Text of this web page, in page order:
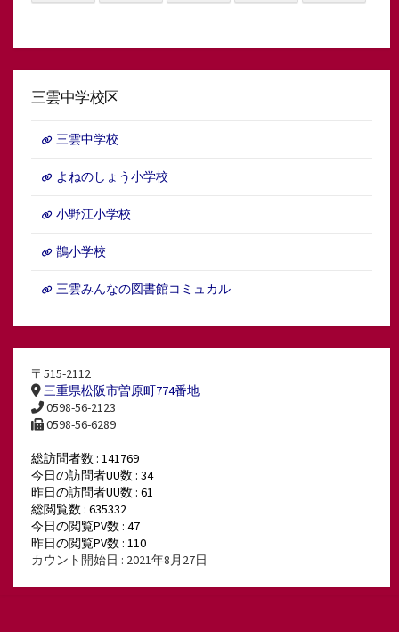
三雲中学校区
三雲中学校
よねのしょう小学校
小野江小学校
鵲小学校
三雲みんなの図書館コミュカル
〒515-2112
三重県松阪市曽原町774番地
0598-56-2123
0598-56-6289
総訪問者数 : 141769
今日の訪問者UU数 : 34
昨日の訪問者UU数 : 61
総閲覧数 : 635332
今日の閲覧PV数 : 47
昨日の閲覧PV数 : 110
カウント開始日 : 2021年8月27日